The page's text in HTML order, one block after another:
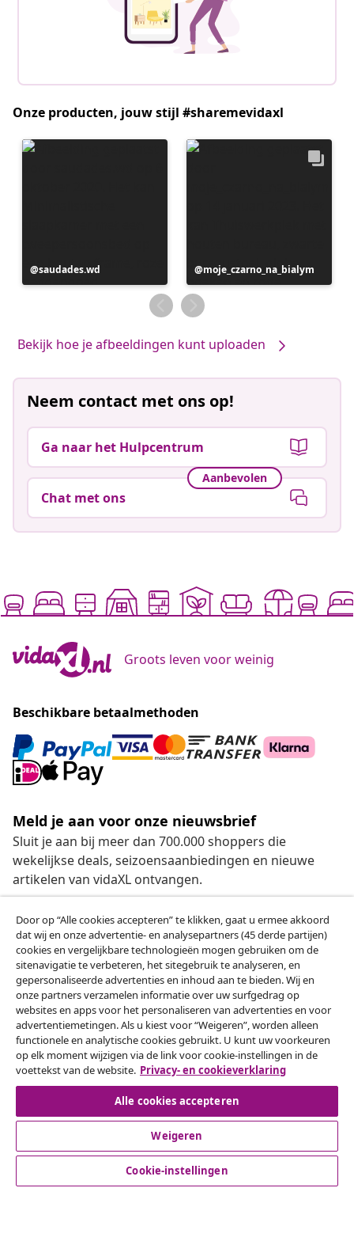
Onze producten, jouw stijl #sharemevidaxl
Bericht
gepubliceerd
saudades.wd
Bericht
gepubliceerd
door
moje_czarno_na_bialym
Bekijk hoe je afbeeldingen kunt uploaden
Neem contact met ons op!
Ga naar het Hulpcentrum
Aanbevolen
Chat met ons
Groots leven voor weinig
Beschikbare betaalmethoden
Meld je aan voor onze nieuwsbrief
Sluit je aan bij meer dan 700.000 shoppers die
wekelijkse deals, seizoensaanbiedingen en nieuwe
artikelen van vidaXL ontvangen.
Onze sociale media
Herroeping van de overeenkomst
Een annulering voor je bestelling indienen
Herroeping van de overeenkomst
Klantenservice
Door op “Alle cookies accepteren” te klikken, gaat u ermee akkoord
dat wij en onze advertentie- en analysepartners (45 derde partijen)
cookies en vergelijkbare technologieën mogen gebruiken om de
sitenavigatie te verbeteren, het sitegebruik te analyseren, en
gepersonaliseerde advertenties en inhoud aan te bieden. Wij en
onze partners verzamelen informatie over uw surfgedrag op
websites en apps voor het personaliseren van advertenties en voor
advertentiemetingen. Als u kiest voor “Weigeren”, worden alleen
functionele en analytische cookies gebruikt. U kunt uw voorkeuren
op elk moment wijzigen via de link voor cookie-instellingen in de
voettekst van de website. Privacy- en cookieverklaring
Alle cookies accepteren
Weigeren
Cookie-instellingen